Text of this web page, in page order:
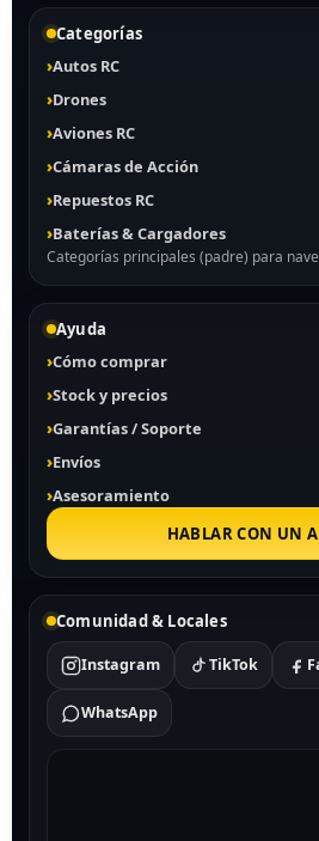
Categorías
Autos RC
Drones
Aviones RC
Cámaras de Acción
Repuestos RC
Baterías & Cargadores
Categorías principales (padre) para
Ayuda
Cómo comprar
Stock y precios
Garantías / Soporte
Envíos
Asesoramiento
HABLAR CON UN
Comunidad & Locales
Instagram TikTok
WhatsApp